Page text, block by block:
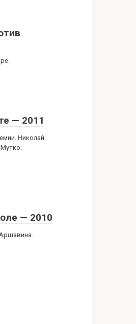
— 2011
Николай
— 2010